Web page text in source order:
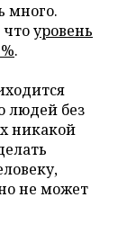
много.
чтоуровень
.
людей без
никакой
не может